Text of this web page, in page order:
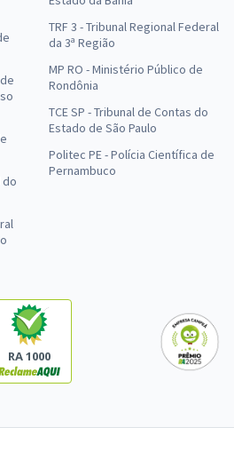
do
TRF 3 - Tribunal Regional Federal
da 3ª Região
MP RO - Ministério Público de
Rondônia
TCE SP - Tribunal de Contas do
Estado de São Paulo
Politec PE - Polícia Científica de
Pernambuco
RA 1000